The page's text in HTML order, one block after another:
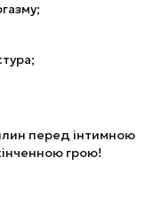
перед інтимною
грою!